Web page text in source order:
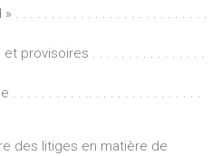
. . . . . . . . . . . . . . . . . . . . . . . . . . .
provisoires . . . . . . . . . . . . . . . .
. . . . . . . . . .. . . . . . . . . . . . . . . .
des litiges en matière de